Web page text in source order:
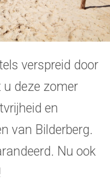
verspreid door
u deze zomer
en
van Bilderberg.
Nu ook